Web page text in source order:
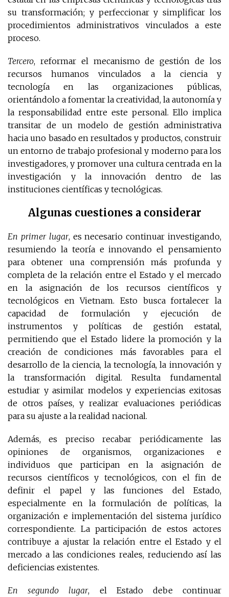
su transformación; y perfeccionar y simplificar los
procedimientos administrativos vinculados a este
proceso.
Tercero, reformar el mecanismo de gestión de los
recursos humanos vinculados a la ciencia y
tecnología en las organizaciones públicas,
orientándolo a fomentar la creatividad, la autonomía y
la responsabilidad entre este personal. Ello implica
transitar de un modelo de gestión administrativa
hacia uno basado en resultados y productos, construir
un entorno de trabajo profesional y moderno para los
investigadores, y promover una cultura centrada en la
investigación y la innovación dentro de las
instituciones científicas y tecnológicas.
Algunas cuestiones a considerar
En primer lugar, es necesario continuar investigando,
resumiendo la teoría e innovando el pensamiento
para obtener una comprensión más profunda y
completa de la relación entre el Estado y el mercado
en la asignación de los recursos científicos y
tecnológicos en Vietnam. Esto busca fortalecer la
capacidad de formulación y ejecución de
instrumentos y políticas de gestión estatal,
permitiendo que el Estado lidere la promoción y la
creación de condiciones más favorables para el
desarrollo de la ciencia, la tecnología, la innovación y
la transformación digital. Resulta fundamental
estudiar y asimilar modelos y experiencias exitosas
de otros países, y realizar evaluaciones periódicas
para su ajuste a la realidad nacional.
Además, es preciso recabar periódicamente las
opiniones de organismos, organizaciones e
individuos que participan en la asignación de
recursos científicos y tecnológicos, con el fin de
definir el papel y las funciones del Estado,
especialmente en la formulación de políticas, la
organización e implementación del sistema jurídico
correspondiente. La participación de estos actores
contribuye a ajustar la relación entre el Estado y el
mercado a las condiciones reales, reduciendo así las
deficiencias existentes.
En segundo lugar, el Estado debe continuar